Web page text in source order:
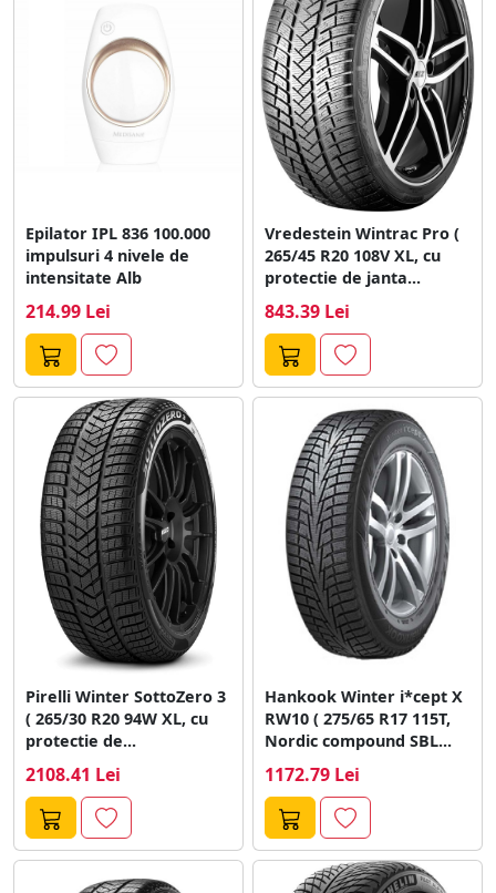
echipeze vehiculele cu anvelope auto de iarna in
perioada sezonului rece, conform legislatiei in vigoare,
pentru a asigura o calatorie sigura si confortabila.
Epilator IPL 836 100.000
impulsuri 4 nivele de
intensitate Alb
214.99 Lei
Vredestein Wintrac Pro (
265/45 R20 108V XL, cu
protectie de janta...
843.39 Lei
Pirelli Winter SottoZero 3
( 265/30 R20 94W XL, cu
protectie de...
2108.41 Lei
Hankook Winter i*cept X
RW10 ( 275/65 R17 115T,
Nordic compound SBL...
1172.79 Lei